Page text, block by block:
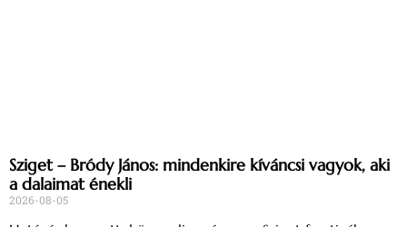
Sziget – Bródy János: mindenkire kíváncsi vagyok, aki
a dalaimat énekli
2026-08-05